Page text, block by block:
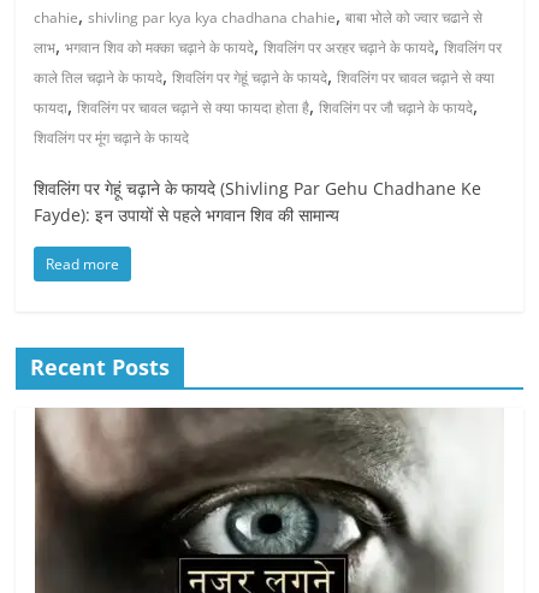
chahie,shivling par kya kya chadhana chahie,बाबा भोले को ज्वार चढाने से
लाभ,भगवान शिव को मक्का चढ़ाने के फायदे,शिवलिंग पर अरहर चढ़ाने के फायदे,शिवलिंग पर
काले तिल चढ़ाने के फायदे,शिवलिंग पर गेहूं चढ़ाने के फायदे,शिवलिंग पर चावल चढ़ाने से क्या
फायदा,शिवलिंग पर चावल चढ़ाने से क्या फायदा होता है,शिवलिंग पर जौ चढ़ाने के फायदे,
शिवलिंग पर मूंग चढ़ाने के फायदे
शिवलिंग पर गेहूं चढ़ाने के फायदे (Shivling Par Gehu Chadhane Ke
Fayde): इन उपायों से पहले भगवान शिव की सामान्य
Read more
Recent Posts